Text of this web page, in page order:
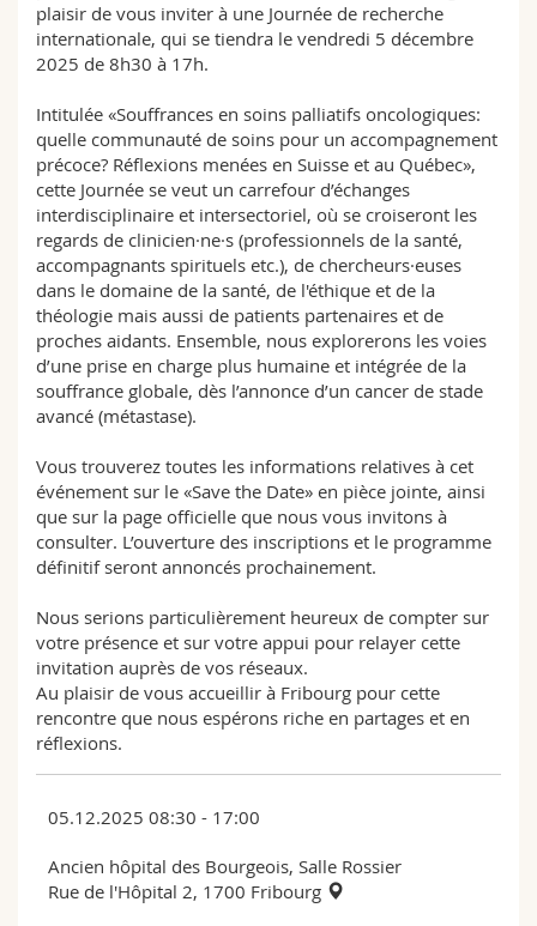
plaisir de vous inviter à une Journée de recherche
internationale, qui se tiendra le vendredi 5 décembre
2025 de 8h30 à 17h.
Intitulée «Souffrances en soins palliatifs oncologiques:
quelle communauté de soins pour un accompagnement
précoce? Réflexions menées en Suisse et au Québec»,
cette Journée se veut un carrefour d’échanges
interdisciplinaire et intersectoriel, où se croiseront les
regards de clinicien·ne·s (professionnels de la santé,
accompagnants spirituels etc.), de chercheurs·euses
dans le domaine de la santé, de l'éthique et de la
théologie mais aussi de patients partenaires et de
proches aidants. Ensemble, nous explorerons les voies
d’une prise en charge plus humaine et intégrée de la
souffrance globale, dès l’annonce d’un cancer de stade
avancé (métastase).
Vous trouverez toutes les informations relatives à cet
événement sur le «Save the Date» en pièce jointe, ainsi
que sur la page officielle que nous vous invitons à
consulter. L’ouverture des inscriptions et le programme
définitif seront annoncés prochainement.
Nous serions particulièrement heureux de compter sur
votre présence et sur votre appui pour relayer cette
invitation auprès de vos réseaux.
Au plaisir de vous accueillir à Fribourg pour cette
rencontre que nous espérons riche en partages et en
réflexions.
05.12.2025 08:30 - 17:00
Ancien hôpital des Bourgeois, Salle Rossier
Rue de l'Hôpital 2, 1700 Fribourg